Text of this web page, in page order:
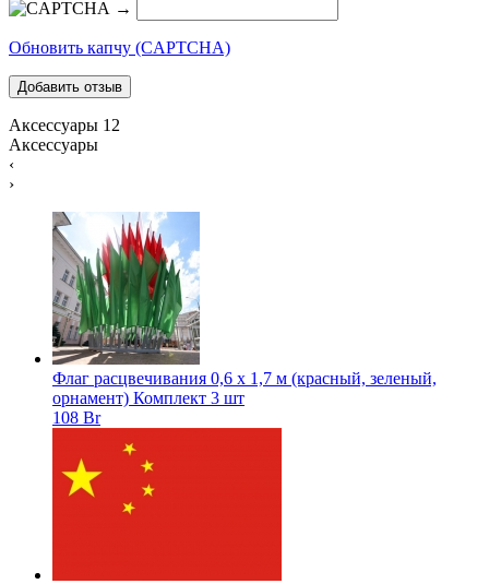
→
Обновить капчу (CAPTCHA)
Аксессуары 12
Аксессуары
‹
›
Флаг расцвечивания 0,6 х 1,7 м (красный, зеленый,
орнамент) Комплект 3 шт
108 Br